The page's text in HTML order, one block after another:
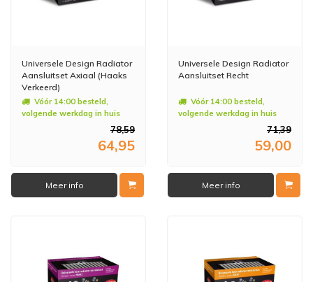
Universele Design Radiator
Aansluitset Axiaal (Haaks
Verkeerd)
Vóór 14:00 besteld,
volgende werkdag in huis
78,59
64,95
Meer info
Universele Design Radiator
Aansluitset Recht
Vóór 14:00 besteld,
volgende werkdag in huis
71,39
59,00
Meer info